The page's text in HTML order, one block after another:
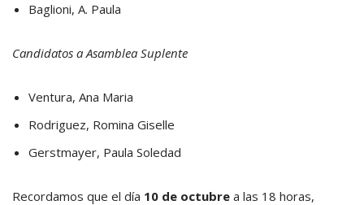
Baglioni, A. Paula
Candidatos a Asamblea Suplente
Ventura, Ana Maria
Rodriguez, Romina Giselle
Gerstmayer, Paula Soledad
Recordamos que el día 10 de octubre a las 18 horas,